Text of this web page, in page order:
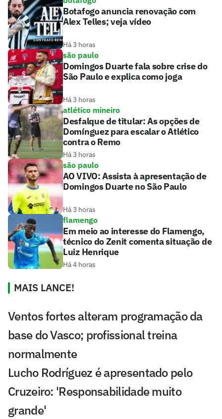
Botafogo anuncia renovação com
Alex Telles; veja vídeo
Há 3 horas
são paulo
Domingos Duarte fala sobre crise do
São Paulo e explica como joga
Há 3 horas
atlético mineiro
Desfalque de titular: As opções de
Domínguez para escalar o Atlético
contra o Remo
Há 3 horas
são paulo
AO VIVO: Assista à apresentação de
Domingos Duarte no São Paulo
Há 3 horas
flamengo
Em meio ao interesse do Flamengo,
técnico do Zenit comenta situação de
Luiz Henrique
Há 4 horas
MAIS LANCE!
Ventos fortes alteram programação da
base do Vasco; profissional treina
normalmente
Lucho Rodríguez é apresentado pelo
Cruzeiro: 'Responsabilidade muito
grande'